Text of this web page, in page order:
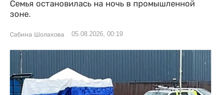
Семья остановилась на ночь в промышленной
зоне.
Сабина Шолахова 05.08.2026, 00:19